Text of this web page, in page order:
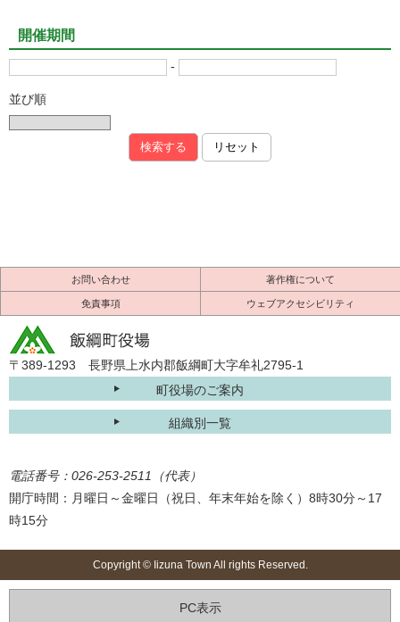
開催期間
-
並び順
お問い合わせ 著作権について
免責事項 ウェブアクセシビリティ
〒389-1293 長野県上水内郡飯綱町大字牟礼2795-1
町役場のご案内
組織別一覧
電話番号：026-253-2511（代表）
開庁時間：月曜日～金曜日（祝日、年末年始を除く）8時30分～17
時15分
Copyright © Iizuna Town All rights Reserved.
PC表示